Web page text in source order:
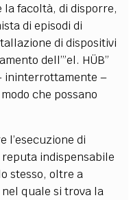
la facoltà, di disporre,
di episodi di
di dispositivi
dell’”el. HÜB”
ininterrottamente –
che possano
l’esecuzione di
indispensabile
stesso, oltre a
quale si trova la